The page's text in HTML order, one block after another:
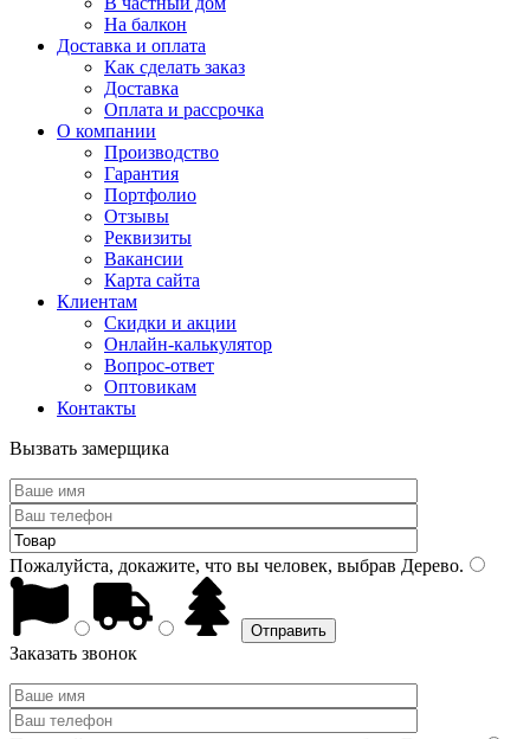
На балкон
Доставка и оплата
Как сделать заказ
Доставка
Оплата и рассрочка
О компании
Производство
Гарантия
Портфолио
Отзывы
Реквизиты
Вакансии
Карта сайта
Клиентам
Скидки и акции
Онлайн-калькулятор
Вопрос-ответ
Оптовикам
Контакты
Вызвать замерщика
Пожалуйста, докажите, что вы человек, выбрав Дерево.
Заказать звонок